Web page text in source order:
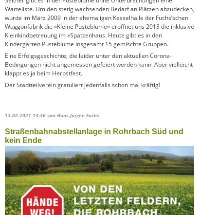
Warteliste. Um den stetig wachsenden Bedarf an Plätzen abzudecken,
wurde im März 2009 in der ehemaligen Kesselhalle der Fuchs’schen
Waggonfabrik die »Kleine Pusteblume« eröffnet uns 2013 die inklusive
Kleinkindbetreuung im »Spatzenhaus. Heute gibt es in den
Kindergärten Pusteblume insgesamt 15 gemischte Gruppen.
Eine Erfolgsgeschichte, die leider unter den aktuellen Corona-
Bedingungen nicht angemessen gefeiert werden kann. Aber vielleicht
klappt es ja beim Herbstfest.
Der Stadtteilverein gratuliert jedenfalls schon mal kräftig!
13.02.2021 13:36 von Hans-Jürgen Fuchs
Straßenbahnabstellanlage in Rohrbach Süd und
kein Ende